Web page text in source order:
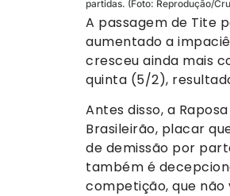
partidas. (Foto: Reprodução/
A passagem de Tite
aumentado a
cresceu ainda mais
quinta (5/2),
Antes disso, a
Brasileirão, placar
de demissão por
também é
competição, que não